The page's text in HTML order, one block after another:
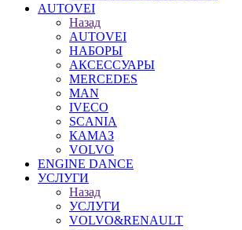
AUTOVEI
Назад
AUTOVEI
НАБОРЫ
АКСЕССУАРЫ
MERCEDES
MAN
IVECO
SCANIA
КАМАЗ
VOLVO
ENGINE DANCE
УСЛУГИ
Назад
УСЛУГИ
VOLVO&RENAULT